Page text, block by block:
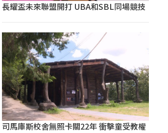
長耀盃未來聯盟開打 UBA和SBL同場競技
司馬庫斯校舍無照卡關22年 衝擊童受教權